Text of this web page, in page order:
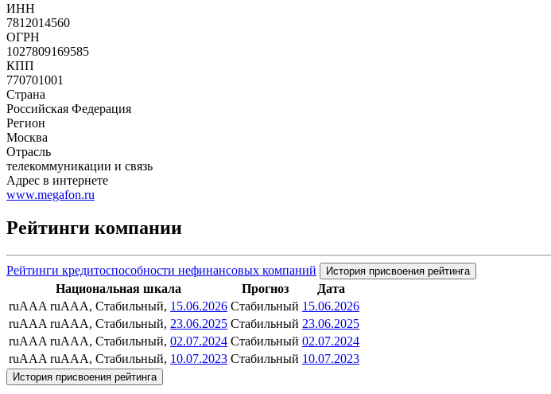
ИНН
7812014560
ОГРН
1027809169585
КПП
770701001
Страна
Российская Федерация
Регион
Москва
Отрасль
телекоммуникации и связь
Адрес в интернете
www.megafon.ru
Рейтинги компании
Рейтинги кредитоспособности нефинансовых компаний История присвоения рейтинга
Национальная шкала Прогноз
Дата
ruAAA ruAAA, Стабильный, 15.06.2026 Стабильный 15.06.2026
ruAAA ruAAA, Стабильный, 23.06.2025 Стабильный 23.06.2025
ruAAA ruAAA, Стабильный, 02.07.2024 Стабильный 02.07.2024
ruAAA ruAAA, Стабильный, 10.07.2023 Стабильный 10.07.2023
История присвоения рейтинга